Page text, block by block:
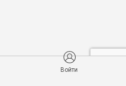
Войти